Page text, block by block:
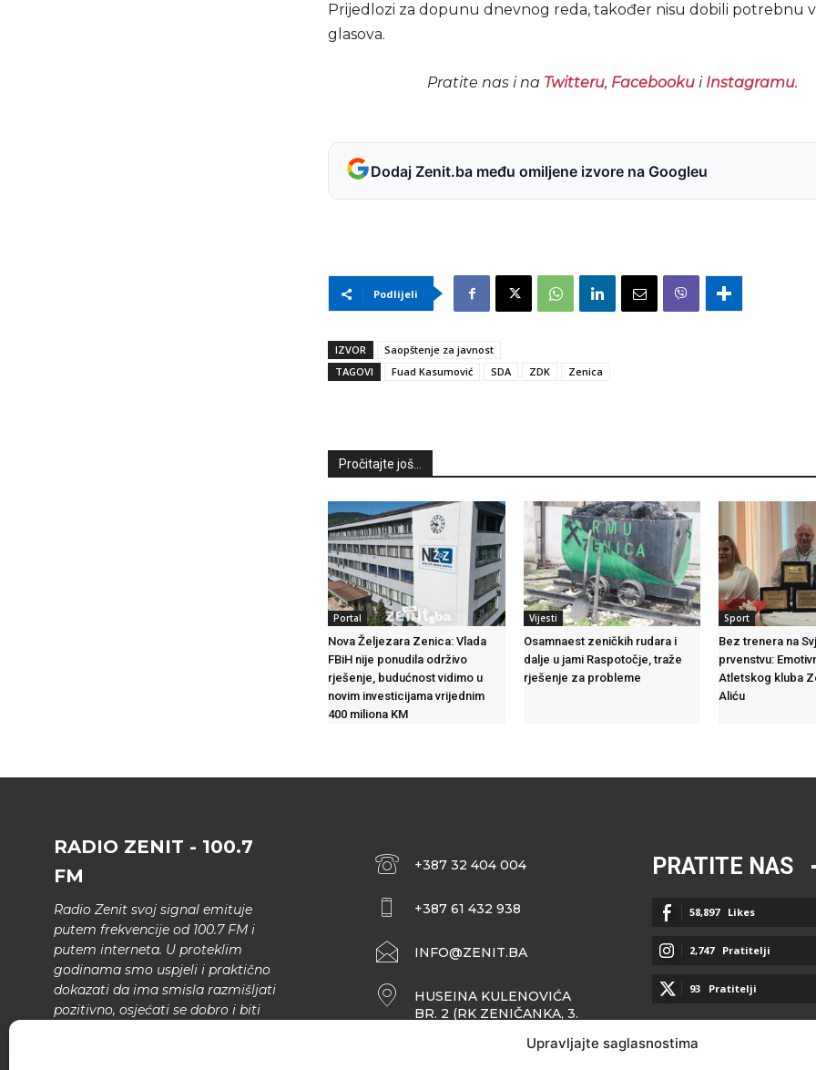
Upravljajte saglasnostima
Prijedlozi za dopunu dnevnog reda, također nisu dobili potrebnu
glasova.
Pratite nas i na Twitteru, Facebookui Instagramu.
Dodaj Zenit.ba među omiljene izvore na Googleu
Podlijeli
IZVOR
Saopštenje za javnost
TAGOVI
Fuad Kasumović SDA ZDK Zenica
Pročitajte još...
Portal
Nova Željezara Zenica: Vlada
FBiH nije ponudila održivo
rješenje, budućnost vidimo u
novim investicijama vrijednim
400 miliona KM
Vijesti
Osamnaest zeničkih rudara i
dalje u jami Raspotočje, traže
rješenje za probleme
Sport
Bez trenera na
prvenstvu:
Atletskog kluba
Aliću
RADIO ZENIT - 100.7
FM
Radio Zenit svoj signal emituje
putem frekvencije od 100.7 FM i
putem interneta. U proteklim
godinama smo uspjeli i praktično
dokazati da ima smisla razmišljati
pozitivno, osjećati se dobro i biti
+387 32 404 004
+387 61 432 938
INFO@ZENIT.BA
HUSEINA KULENOVIĆA
BR. 2 (RK ZENIČANKA, 3.
PRATITE NAS
58,897 Likes
2,747 Pratitelji
93 Pratitelji